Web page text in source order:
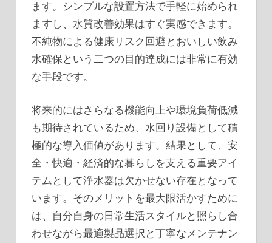
ます。シンプルな設置方法で手軽に始められ
ますし、水質改善効果はすぐ実感できます。
不純物による健康リスク回避とおいしい飲み
水確保という二つの目的達成には非常に有効
な手段です。
将来的にはさらなる機能向上や環境負荷低減
も期待されているため、水回り設備として積
極的な導入価値があります。結果として、安
全・快適・経済的な暮らしを支える重要アイ
テムとして浄水器は欠かせない存在となって
います。そのメリットを最大限活かすために
は、自分自身の日常生活スタイルと照らし合
わせながら最適製品選択と丁寧なメンテナン